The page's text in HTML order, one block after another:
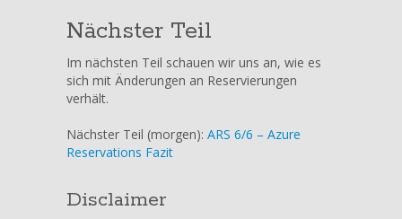
Nächster Teil
Im nächsten Teil schauen wir uns an, wie es
sich mit Änderungen an Reservierungen
verhält.
Nächster Teil (morgen): ARS 6/6 – Azure
Reservations Fazit
Disclaimer